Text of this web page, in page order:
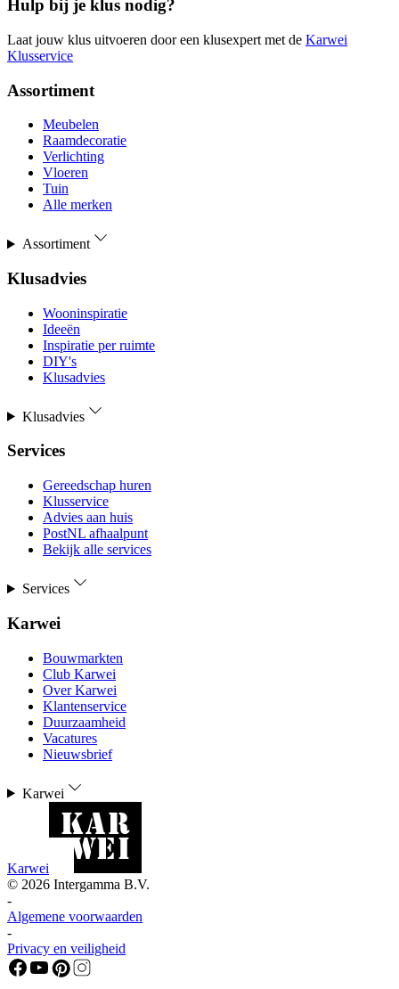
Hulp bij je klus nodig?
Laat jouw klus uitvoeren door een klusexpert met de Karwei
Klusservice
Assortiment
Meubelen
Raamdecoratie
Verlichting
Vloeren
Tuin
Alle merken
Assortiment
Klusadvies
Wooninspiratie
Ideeën
Inspiratie per ruimte
DIY's
Klusadvies
Klusadvies
Services
Gereedschap huren
Klusservice
Advies aan huis
PostNL afhaalpunt
Bekijk alle services
Services
Karwei
Bouwmarkten
Club Karwei
Over Karwei
Klantenservice
Duurzaamheid
Vacatures
Nieuwsbrief
Karwei
Karwei
© 2026 Intergamma B.V.
-
Algemene voorwaarden
-
Privacy en veiligheid